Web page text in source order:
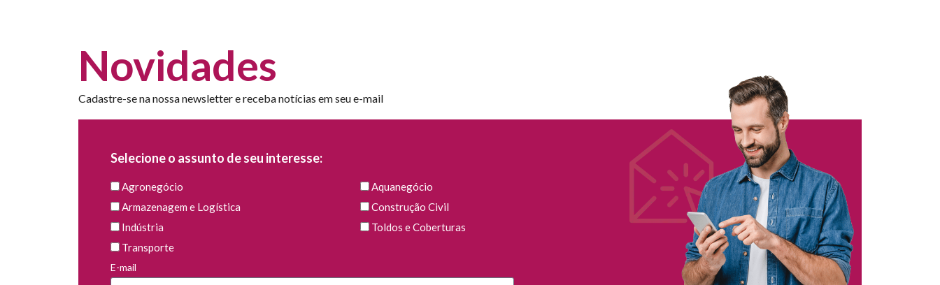
Novidades
Cadastre-se na nossa newsletter e receba notícias em seu e-mail
Selecione o assunto de seu interesse:
Agronegócio
Aquanegócio
Armazenagem e Logística
Construção Civil
Indústria
Toldos e Coberturas
Transporte
E-mail